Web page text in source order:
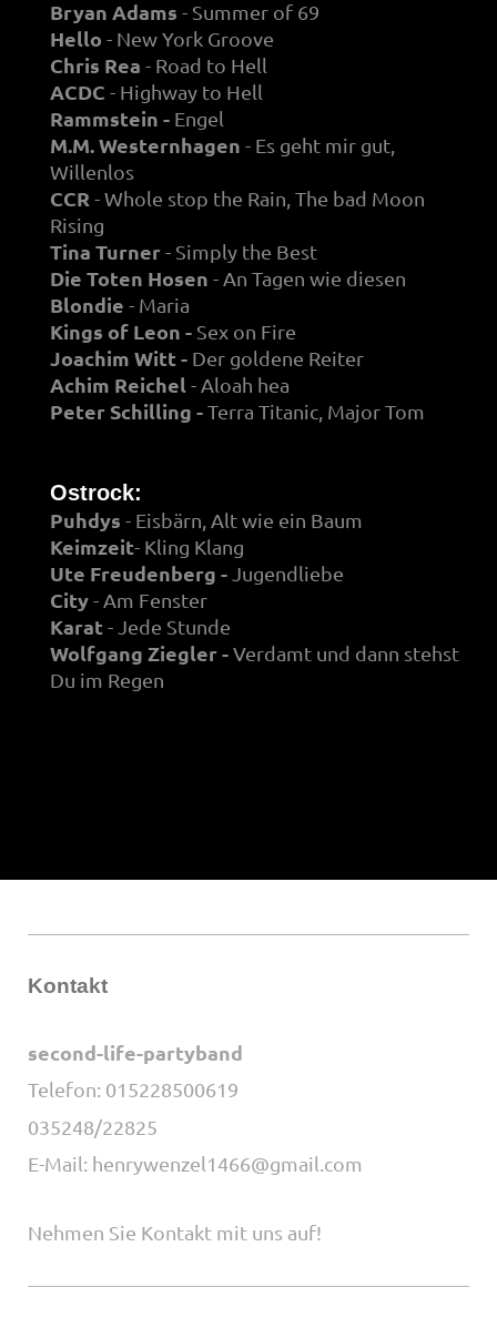
Bryan Adams - Summer of 69
Hello - New York Groove
Chris Rea - Road to Hell
ACDC - Highway to Hell
Rammstein - Engel
M.M. Westernhagen - Es geht mir gut,
Willenlos
CCR - Whole stop the Rain, The bad Moon
Rising
Tina Turner- Simply the Best
Die Toten Hosen - An Tagen wie diesen
Blondie - Maria
Kings of Leon - Sex on Fire
Joachim Witt - Der goldene Reiter
Achim Reichel- Aloah hea
Peter Schilling -Terra Titanic, Major Tom
Ostrock:
Puhdys - Eisbärn, Alt wie ein Baum
Keimzeit- Kling Klang
Ute Freudenberg -Jugendliebe
City- Am Fenster
Karat- Jede Stunde
Wolfgang Ziegler -Verdamt und dann stehst
Du im Regen
Kontakt
second-life-partyband
Telefon: 015228500619
035248/22825
E-Mail: henrywenzel1466@gmail.com
Nehmen Sie Kontakt mit uns auf!